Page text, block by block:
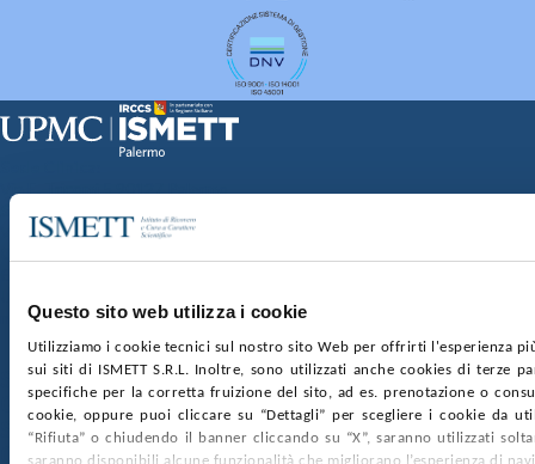
Questo sito web utilizza i cookie
Utilizziamo i cookie tecnici sul nostro sito Web per offrirti l'esperienza
sui siti di ISMETT S.R.L. Inoltre, sono utilizzati anche cookies di terze
specifiche per la corretta fruizione del sito, ad es. prenotazione o
cookie, oppure puoi cliccare su “Dettagli” per scegliere i cookie da
“Rifiuta” o chiudendo il banner cliccando su “X”, saranno utilizzati
Via Discesa dei Giudici 4 90133 Palermo
nr. REA PA-201818 P.I. 04544550827
SOCIETÀ TRASPARENTE WHISTLEBLOWING
GARE E CONTRATTIPRIVACYCOOKIE POLICY
SOSTIENICIMAPPA DEL SITOACCESSIBILITÀ
CONTATTI